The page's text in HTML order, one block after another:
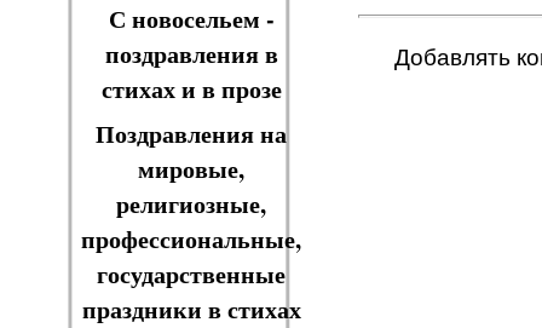
С новосельем -
поздравления в
стихах и в прозе
Поздравления на
мировые,
религиозные,
профессиональные,
государственные
праздники в стихах
Добавлять